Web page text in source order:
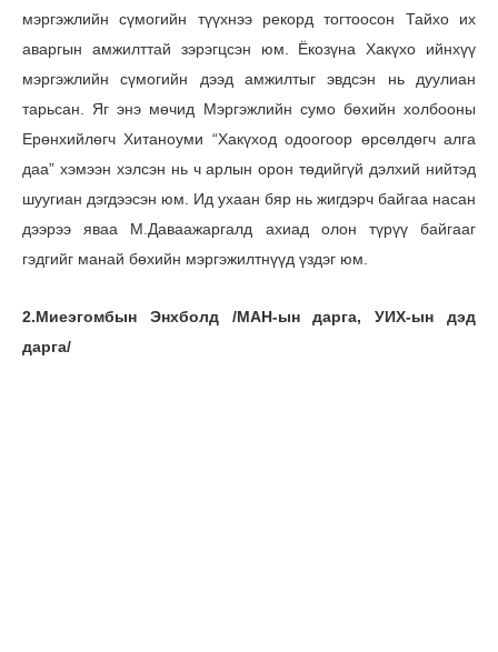
мэргэжлийн сүмогийн түүхнээ рекорд тогтоосон Тайхо их
аваргын амжилттай зэрэгцсэн юм. Ёкозүна Хакүхо ийнхүү
мэргэжлийн сүмогийн дээд амжилтыг эвдсэн нь дуулиан
тарьсан. Яг энэ мөчид Мэргэжлийн сумо бөхийн холбооны
Ерөнхийлөгч Хитаноуми “Хакүход одоогоор өрсөлдөгч алга
даа” хэмээн хэлсэн нь ч арлын орон төдийгүй дэлхий нийтэд
шуугиан дэгдээсэн юм. Ид ухаан бяр нь жигдэрч байгаа насан
дээрээ яваа М.Даваажаргалд ахиад олон түрүү байгааг
гэдгийг манай бөхийн мэргэжилтнүүд үздэг юм.
2.Миеэгомбын Энхболд /МАН-ын дарга, УИХ-ын дэд
дарга/